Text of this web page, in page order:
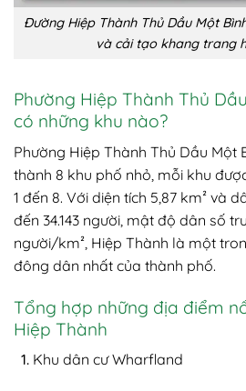
Đường Hiệp Thành Thủ Dầu Một
và cải tạo khang trang
Phường Hiệp Thành Thủ
có những khu nào?
Phường Hiệp Thành Thủ Dầu Một
thành 8 khu phố nhỏ, mỗi khu
1 đến 8. Với diện tích 5,87 km² và
đến 34.143 người, mật độ dân số
người/km², Hiệp Thành là một
đông dân nhất của thành phố.
Tổng hợp những địa điểm
Hiệp Thành
Khu dân cư Wharfland